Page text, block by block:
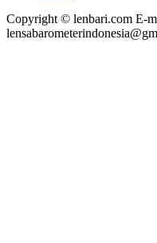
Copyright © lenbari.com E-